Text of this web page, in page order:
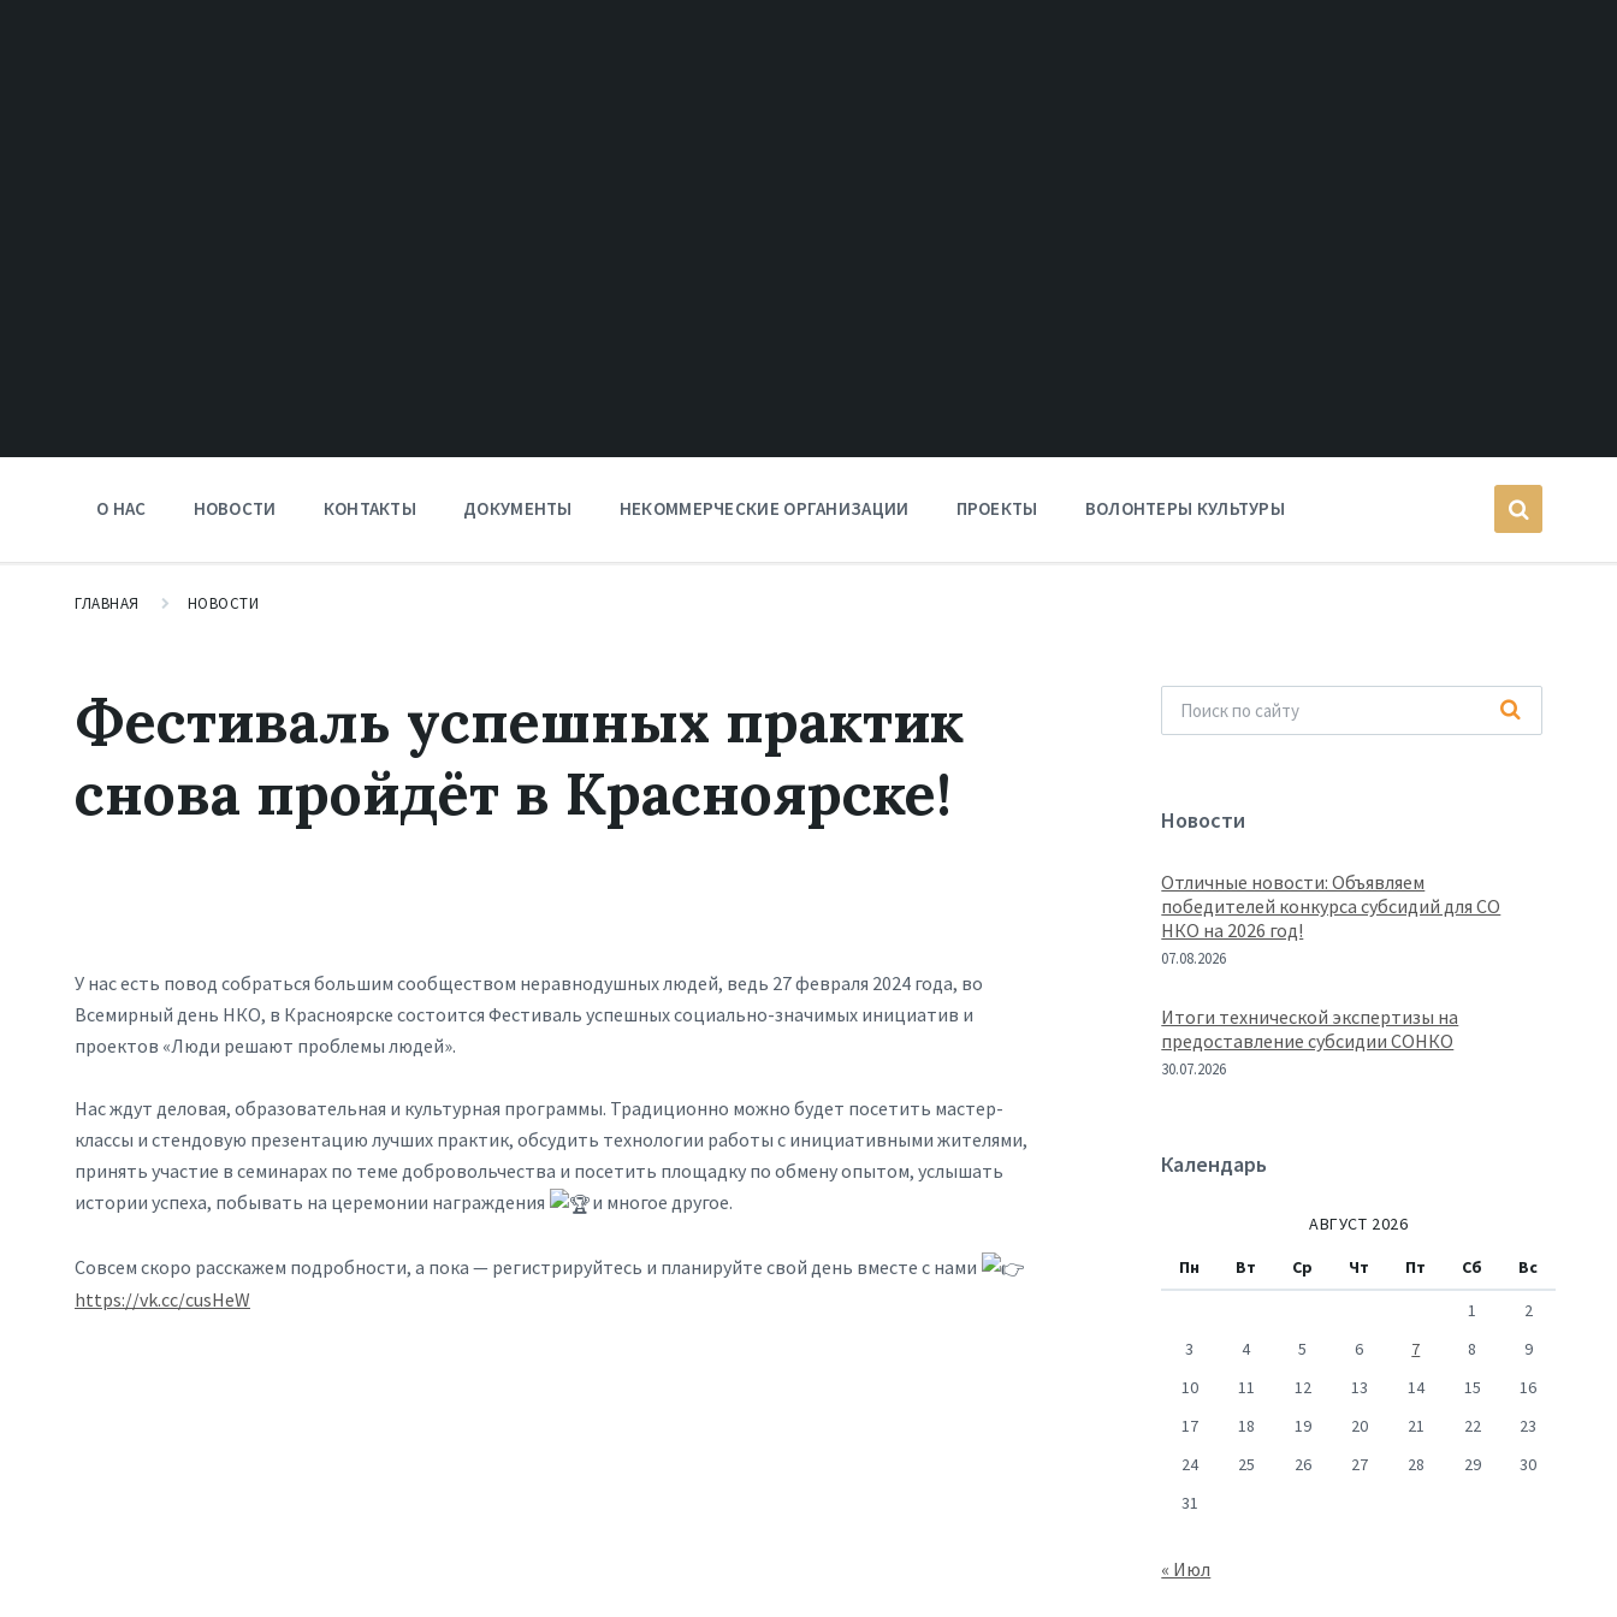
О НАС НОВОСТИ КОНТАКТЫ ДОКУМЕНТЫ НЕКОММЕРЧЕСКИЕ ОРГАНИЗАЦИИ ПРОЕКТЫ ВОЛОНТЕРЫ КУЛЬТУРЫ
ГЛАВНАЯ НОВОСТИ
Фестиваль успешных практик
снова пройдёт в Красноярске!
У нас есть повод собраться большим сообществом неравнодушных людей, ведь 27 февраля 2024 года, во
Всемирный день НКО, в Красноярске состоится Фестиваль успешных социально-значимых инициатив и
проектов «Люди решают проблемы людей».
Нас ждут деловая, образовательная и культурная программы. Традиционно можно будет посетить мастер-
классы и стендовую презентацию лучших практик, обсудить технологии работы с инициативными жителями,
принять участие в семинарах по теме добровольчества и посетить площадку по обмену опытом, услышать
истории успеха, побывать на церемонии награждения
и многое другое.
Совсем скоро расскажем подробности, а пока — регистрируйтесь и планируйте свой день вместе с нами
https://vk.cc/cusHeW
Новости
Отличные новости: Объявляем
победителей конкурса субсидий для СО
НКО на 2026 год!
07.08.2026
Итоги технической экспертизы на
предоставление субсидии СОНКО
30.07.2026
Календарь
АВГУСТ 2026
Пн
Вт Ср Чт Пт Сб
Вс
1
2
3
4 5 6 7 8
9
10
11 12 13 14 15
16
17
18 19 20 21 22
23
24
25 26 27 28 29
30
31
« Июл